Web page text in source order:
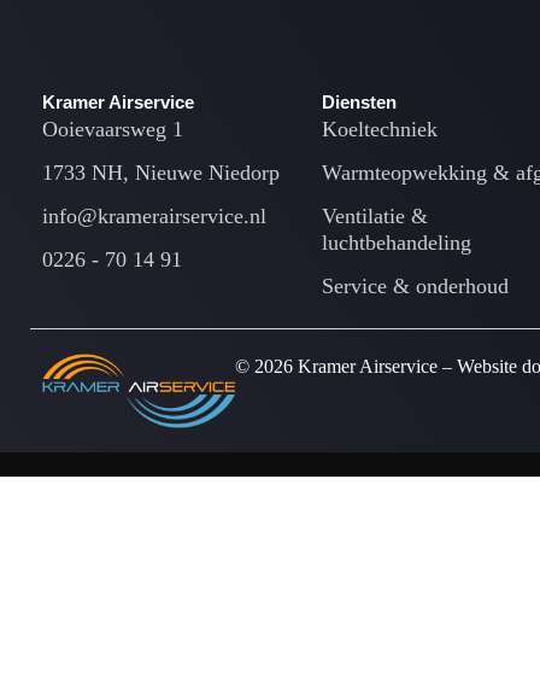
Kramer Airservice
Ooievaarsweg 1
1733 NH, Nieuwe Niedorp
info@kramerairservice.nl
0226 - 70 14 91
Diensten
Koeltechniek
Warmteopwekking &
Ventilatie &
luchtbehandeling
Service & onderhoud
© 2026 Kramer Airservice – Website